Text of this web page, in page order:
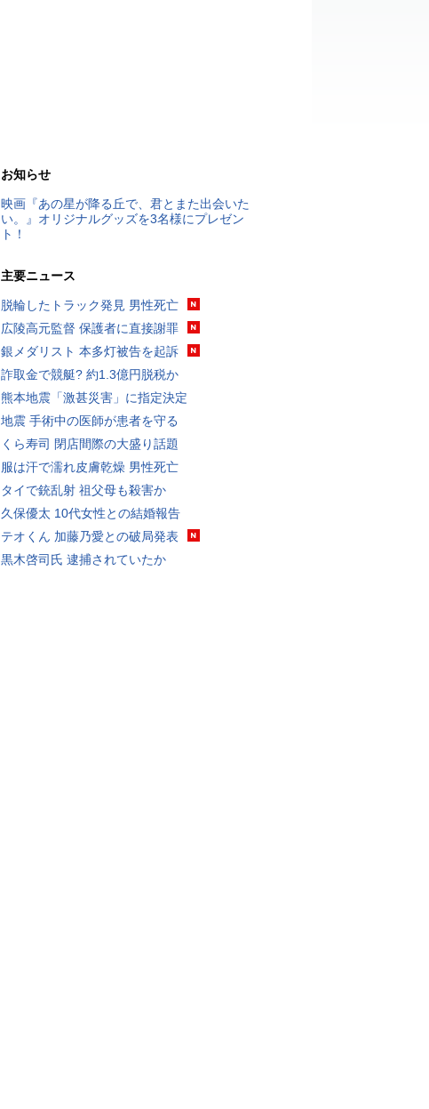
お知らせ
映画『あの星が降る丘で、君とまた出会いた
い。』オリジナルグッズを3名様にプレゼン
ト！
主要ニュース
脱輪したトラック発見 男性死亡
広陵高元監督 保護者に直接謝罪
銀メダリスト 本多灯被告を起訴
詐取金で競艇? 約1.3億円脱税か
熊本地震「激甚災害」に指定決定
地震 手術中の医師が患者を守る
くら寿司 閉店間際の大盛り話題
服は汗で濡れ皮膚乾燥 男性死亡
タイで銃乱射 祖父母も殺害か
久保優太 10代女性との結婚報告
テオくん 加藤乃愛との破局発表
黒木啓司氏 逮捕されていたか